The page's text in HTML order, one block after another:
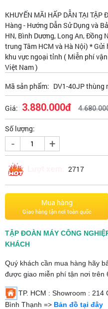
KHUYẾN MÃI HẤP DẪN TẠI
Hàng - Hướng Dẫn Sử Dụng và
HN, Bình Dương, Long An,
trung Tâm HCM và Hà Nội) *
khu vực ngoại tỉnh ( Miễn phí
Việt Nam )
Mã sản phẩm: DV1-40JP thùng
Giá: 3.880.000đ
Số lượng:
- +
2717
Mua hàng
Giao hàng tận nơi toàn quốc
TẬP ĐOÀN MÁY CÔNG
KHÁCH
Quý khách cần mua hàng hãy
được giao miễn phí tận nơi trên
TP. HCM : Showroom : 214
Bình Thạnh => Bản đồ tại đây